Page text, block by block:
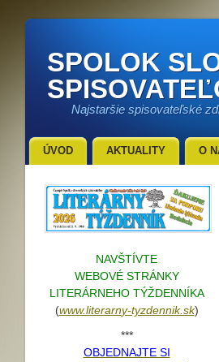
SPOLOK
Najstaršie spisovateľské
NAVŠTÍVTE
WEBOVÉ STRÁNKY
LITERÁRNEHO TÝŽDENNÍKA
(www.literarny-tyzdennik.sk)
***
OBJEDNAJTE SI
ÚVOD AKTUALITY O